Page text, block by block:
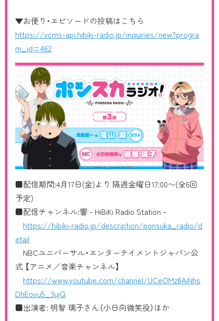
MOVIE
RADIO
▼お便り・エピソードの投稿はこちら
https://vcms-api.hibiki-radio.jp/inquiries/new?progra
m_id=462
■配信期間:4月17日(金)より 隔週金曜日17:00〜(全6回
予定)
■配信チャンネル:響 - HiBiKi Radio Station –
https://hibiki-radio.jp/description/ponsuka_radio/d
etail
NBCユニバーサル・エンターテイメントジャパン公
式 【アニメ／音楽チャンネル】
https://www.youtube.com/channel/UCeOMz8AiNhs
DhEovu5_3ujQ
■出演者: 明智 璃子さん（小日向微笑役）ほか